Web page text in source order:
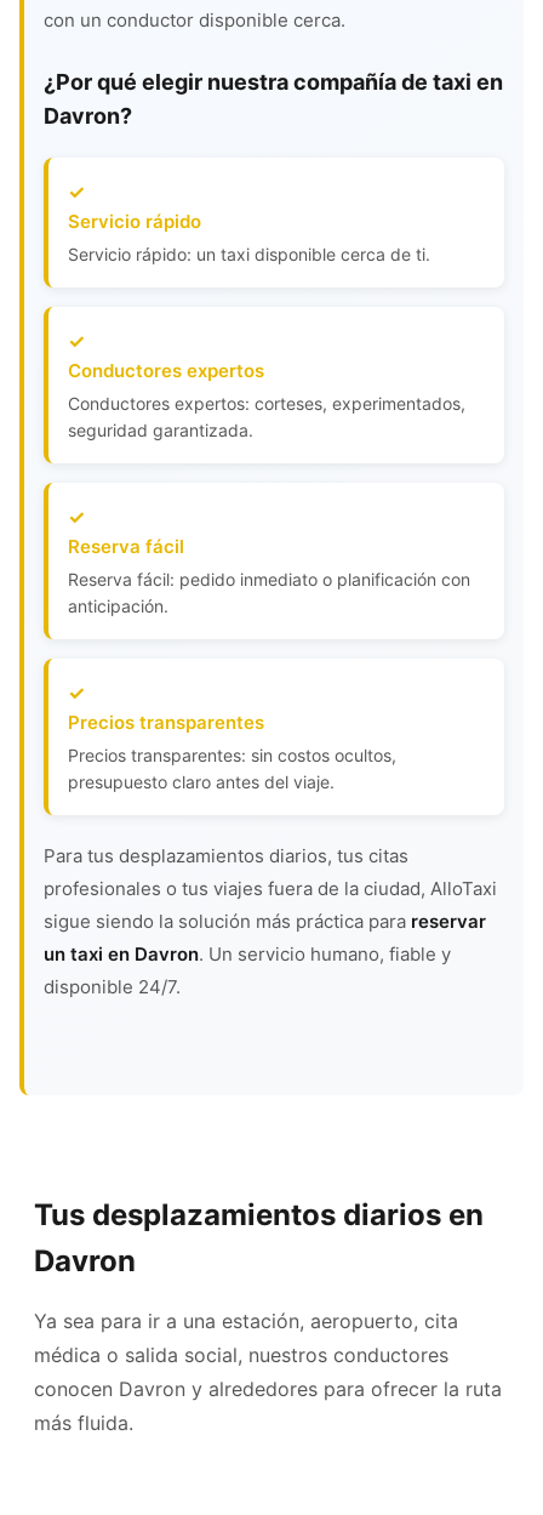
con un conductor disponible cerca.
¿Por qué elegir nuestra compañía de taxi en
Davron?
Servicio rápido
Servicio rápido: un taxi disponible cerca de ti.
Conductores expertos
Conductores expertos: corteses, experimentados,
seguridad garantizada.
Reserva fácil
Reserva fácil: pedido inmediato o planificación con
anticipación.
Precios transparentes
Precios transparentes: sin costos ocultos,
presupuesto claro antes del viaje.
Para tus desplazamientos diarios, tus citas
profesionales o tus viajes fuera de la ciudad, AlloTaxi
sigue siendo la solución más práctica para reservar
un taxi en Davron. Un servicio humano, fiable y
disponible 24/7.
Tus desplazamientos diarios en
Davron
Ya sea para ir a una estación, aeropuerto, cita
médica o salida social, nuestros conductores
conocen Davron y alrededores para ofrecer la ruta
más fluida.